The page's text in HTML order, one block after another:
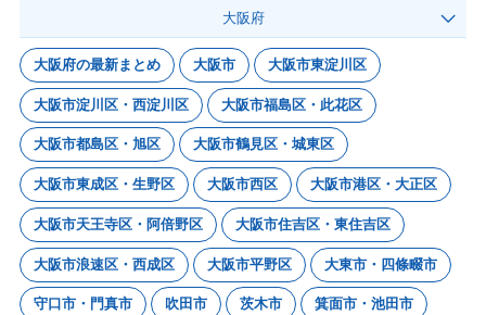
大阪府
大阪府の最新まとめ 大阪市 大阪市東淀川区
大阪市淀川区・西淀川区 大阪市福島区・此花区
大阪市都島区・旭区 大阪市鶴見区・城東区
大阪市東成区・生野区 大阪市西区 大阪市港区・大正区
大阪市天王寺区・阿倍野区 大阪市住吉区・東住吉区
大阪市浪速区・西成区 大阪市平野区 大東市・四條畷市
守口市・門真市 吹田市 茨木市 箕面市・池田市